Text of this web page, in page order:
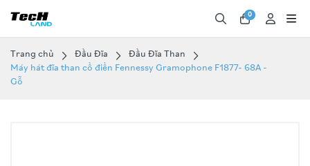
0
Trang chủ Đầu Đĩa
Đầu Đĩa Than
Máy hát đĩa than cổ điển Fennessy Gramophone F1877- 68A -
Gỗ